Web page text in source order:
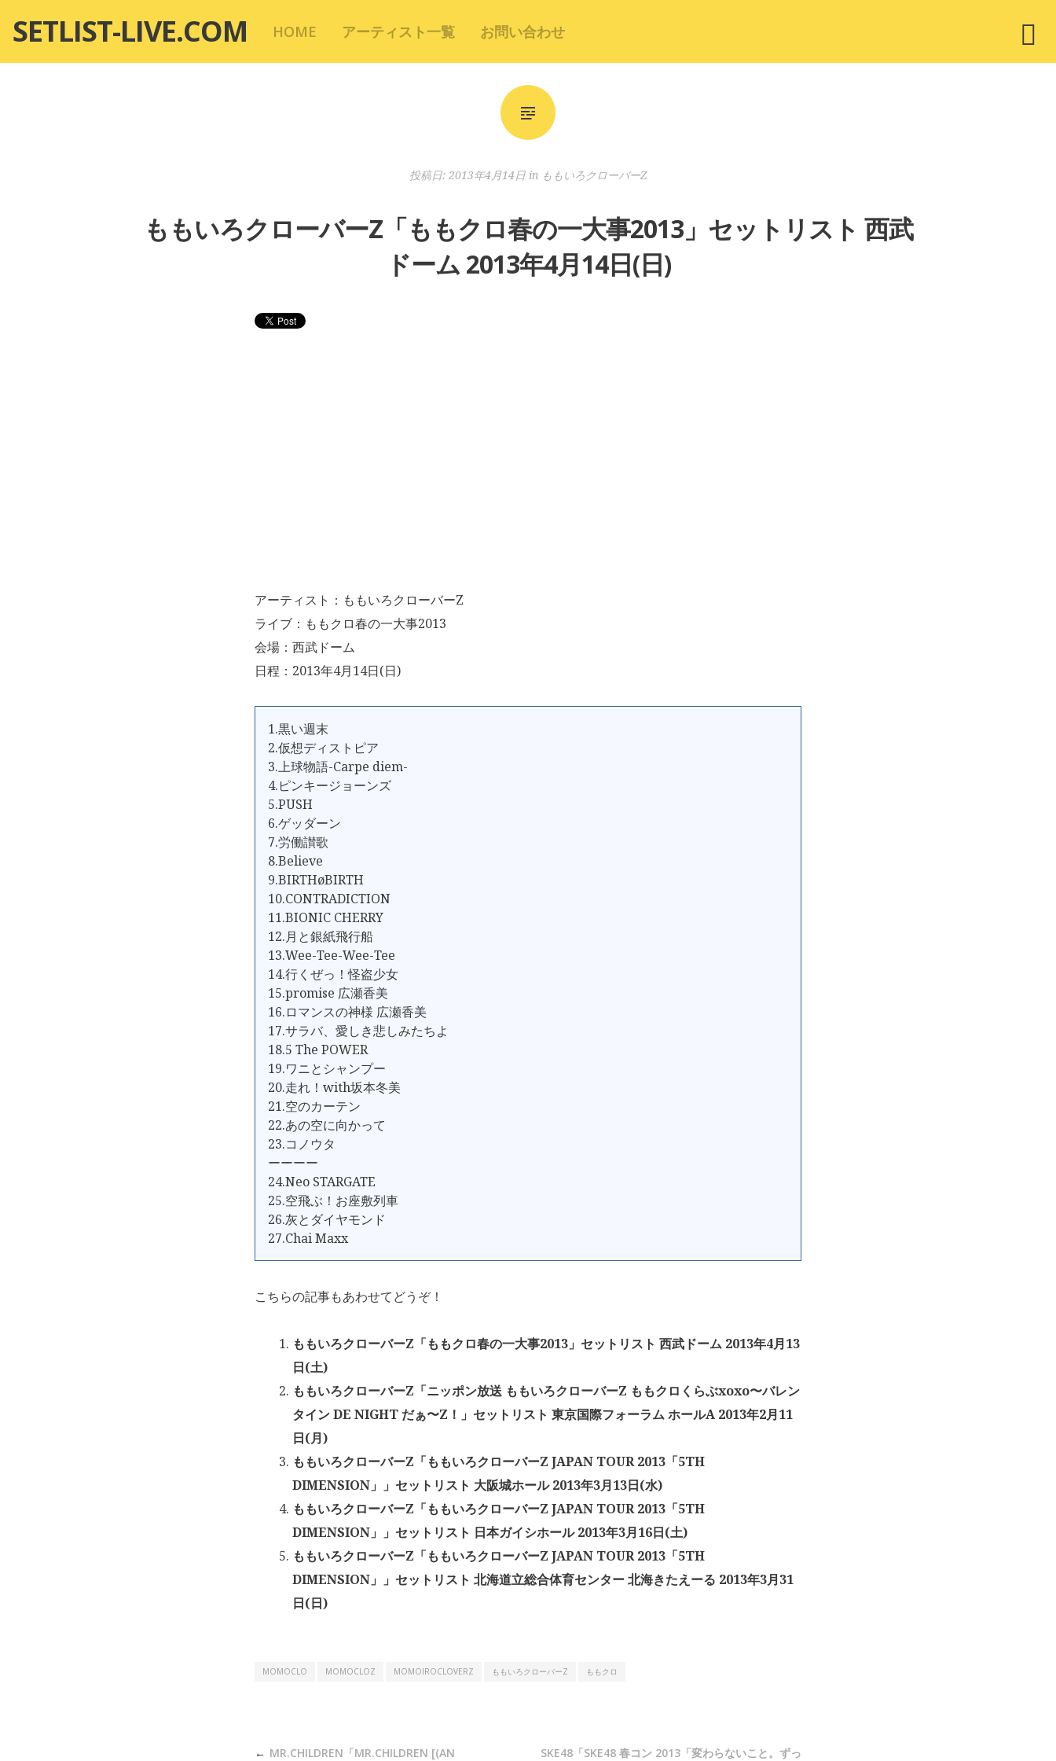
テ
SETLIST-LIVE.COM HOME アーティスト一覧 お問い合わせ
投稿日: 2013年4月14日 in ももいろクローバーZ
ももいろクローバーZ「ももクロ春の一大事2013」セットリスト 西武
ドーム 2013年4月14日(日)
アーティスト：ももいろクローバーZ
ライブ：ももクロ春の一大事2013
会場：西武ドーム
日程：2013年4月14日(日)
1.黒い週末
2.仮想ディストピア
3.上球物語-Carpe diem-
4.ピンキージョーンズ
5.PUSH
6.ゲッダーン
7.労働讃歌
8.Believe
9.BIRTHøBIRTH
10.CONTRADICTION
11.BIONIC CHERRY
12.月と銀紙飛行船
13.Wee-Tee-Wee-Tee
14.行くぜっ！怪盗少女
15.promise 広瀬香美
16.ロマンスの神様 広瀬香美
17.サラバ、愛しき悲しみたちよ
18.5 The POWER
19.ワニとシャンプー
20.走れ！with坂本冬美
21.空のカーテン
22.あの空に向かって
23.コノウタ
ーーーー
24.Neo STARGATE
25.空飛ぶ！お座敷列車
26.灰とダイヤモンド
27.Chai Maxx
こちらの記事もあわせてどうぞ！
ももいろクローバーZ「ももクロ春の一大事2013」セットリスト 西武ドーム 2013年4月13
日(土)
ももいろクローバーZ「ニッポン放送 ももいろクローバーZ ももクロくらぶxoxo〜バレン
タイン DE NIGHT だぁ〜Z！」セットリスト 東京国際フォーラム ホールA 2013年2月11
日(月)
ももいろクローバーZ「ももいろクローバーZ JAPAN TOUR 2013「5TH
DIMENSION」」セットリスト 大阪城ホール 2013年3月13日(水)
ももいろクローバーZ「ももいろクローバーZ JAPAN TOUR 2013「5TH
DIMENSION」」セットリスト 日本ガイシホール 2013年3月16日(土)
ももいろクローバーZ「ももいろクローバーZ JAPAN TOUR 2013「5TH
DIMENSION」」セットリスト 北海道立総合体育センター 北海きたえーる 2013年3月31
日(日)
MOMOCLO MOMOCLOZ MOMOIROCLOVERZ ももいろクローバーZ ももクロ
MR.CHILDREN「MR.CHILDREN [(AN SKE48「SKE48 春コン 2013「変わらないこと。ずっ